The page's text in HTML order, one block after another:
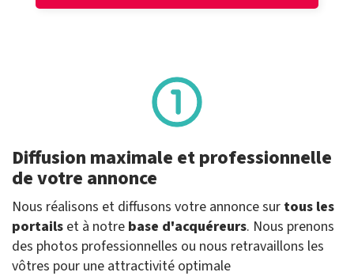
Diffusion maximale et professionnelle
de votre annonce
Nous réalisons et diffusons votre annonce sur tous les
portails et à notre base d'acquéreurs. Nous prenons
des photos professionnelles ou nous retravaillons les
vôtres pour une attractivité optimale